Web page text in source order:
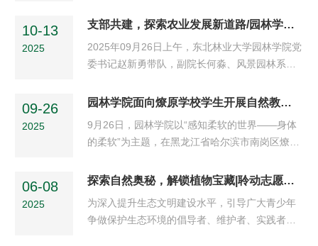
策、真抓实干”总要求，结合学院党建、教学科
研、人才培养与管理服务实际，...
焦高质量发展、新质生产力、人才培养、民生福
识。全院师生以学促思、以思践行，把思想和行
动统一到中央部署上来，以昂扬姿态把两会精神
践。在“十四五”圆满收官与“十五五”谋篇布局的承
启关键节点，...
10-13
2025
支部共建，探索农业发展新道路/园林学院师生代表赴鸡西市
2025年09月26日上午，东北林业大学园林学院党
委书记赵新勇带队，副院长何淼、风景园林系教
彦妮教授等及风景园林专业硕士生设计团队一行7
鸡西市城子河区委组织部长安娜、永丰乡党委书
记张雨绮及艾维农庄总经理陆福仁等人进行了座
林业大学风景园林系教工党支部开展的共建合
作，切实解决了许多实...
09-26
2025
园林学院面向燎原学校学生开展自然教育与身心疗愈活动
9月26日，园林学院以“感知柔软的世界——身体
的柔软”为主题，在黑龙江省哈尔滨市南岗区燎原
索与身心疗愈主题活动，共有25名学生及近30名
风景园林系教工党支部、园林学院聆动志愿者协
会、萤火社会服务中心、全国社区花园设计营造
06-08
2025
探索自然奥秘，解锁植物宝藏|聆动志愿者协会开展“自然课堂3.0・宝藏植物在哪里”主题志愿活动
为深入提升生态文明建设水平，引导广大青少年
争做保护生态环境的倡导者、维护者、实践者，